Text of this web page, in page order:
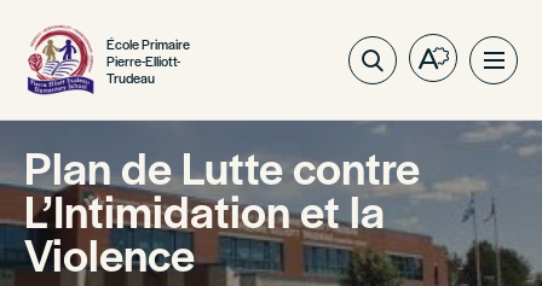
École Primaire
Pierre-Elliott-
Trudeau
Ouvrez
barre
d'outilsdu
Plan de Lutte contre
L’Intimidation et la
Violence